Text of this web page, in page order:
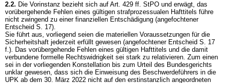
2.2. Die Vorinstanz bezieht sich auf Art. 429 ff. StPO und erwägt, das
vorübergehende Fehlen eines gültigen strafprozessualen Hafttitels führe
nicht zwingend zu einer finanziellen Entschädigung (angefochtener
Entscheid S. 17).
Sie führt aus, vorliegend seien die materiellen Voraussetzungen für die
Sicherheitshaft jederzeit erfüllt gewesen (angefochtener Entscheid S. 17
f.). Das vorübergehende Fehlen eines gültigen Hafttitels und die damit
verbundene formelle Rechtswidrigkeit sei stark zu relativieren. Zum einen
sei in der vorliegenden Konstellation bis zum Urteil des Bundesgerichts
unklar gewesen, dass sich die Einweisung des Beschwerdeführers in die
UPK ab dem 30. März 2022 nicht auf den erstinstanzlich angeordneten